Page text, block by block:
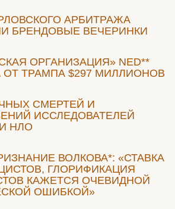
АРБИТРАЖА
БРЕНДОВЫЕ ВЕЧЕРИНКИ
ОРГАНИЗАЦИЯ» NED**
ТРАМПА $297 МИЛЛИОНОВ
СМЕРТЕЙ И
ИССЛЕДОВАТЕЛЕЙ
НЛО
ВОЛКОВА*: «СТАВКА
ГЛОРИФИКАЦИЯ
КАЖЕТСЯ ОЧЕВИДНОЙ
ОШИБКОЙ»